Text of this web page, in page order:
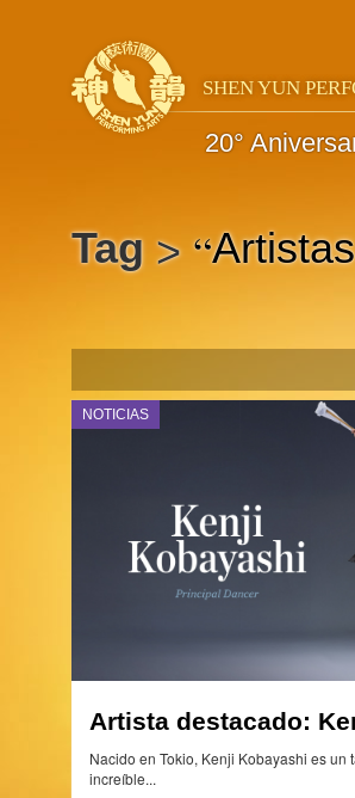
SHEN YUN
20°
Tag> “
NOTICIAS
Artista destacado:
Nacido en Tokio, Kenji Kobayashi es un
increíble...